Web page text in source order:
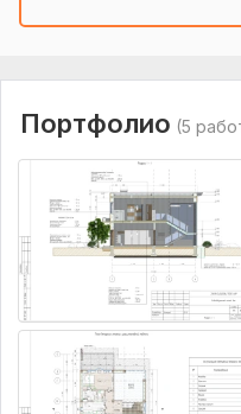
деталь и помогу
Нужно для заказа:
Чтобы привязать дом к
1. Кадастровый номер
2. Геология участка;
3. Топосьемка.
Свяжитесь со мной для
полного состава проекта.
Вид: Дизайн и
Услуга: Проектирование
Портфолио (5